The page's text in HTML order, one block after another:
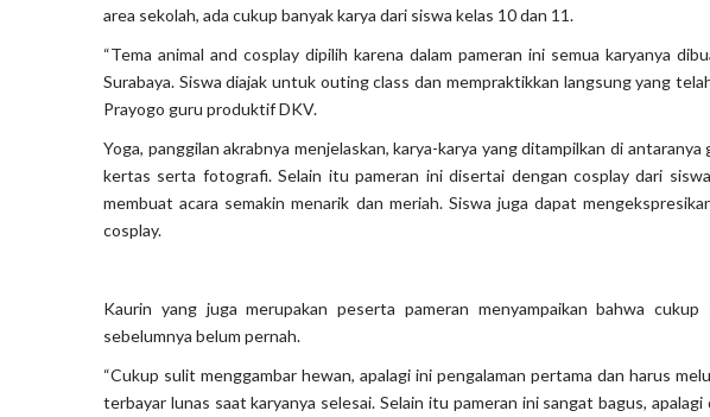
area sekolah, ada cukup banyak karya dari siswa kelas 10 dan 11.
“Tema animal and cosplay dipilih karena dalam pameran ini semua karyanya
Surabaya. Siswa diajak untuk outing class dan mempraktikkan langsung yang
Prayogo guru produktif DKV.
Yoga, panggilan akrabnya menjelaskan, karya-karya yang ditampilkan di
kertas serta fotografi. Selain itu pameran ini disertai dengan cosplay dari
membuat acara semakin menarik dan meriah. Siswa juga dapat
cosplay.
Kaurin yang juga merupakan peserta pameran menyampaikan bahwa
sebelumnya belum pernah.
“Cukup sulit menggambar hewan, apalagi ini pengalaman pertama dan harus
terbayar lunas saat karyanya selesai. Selain itu pameran ini sangat bagus,